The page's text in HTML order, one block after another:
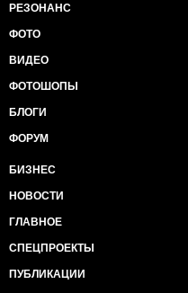
РЕЗОНАНС
ФОТО
ВИДЕО
ФОТОШОПЫ
БЛОГИ
ФОРУМ
БИЗНЕС
НОВОСТИ
ГЛАВНОЕ
СПЕЦПРОЕКТЫ
ПУБЛИКАЦИИ